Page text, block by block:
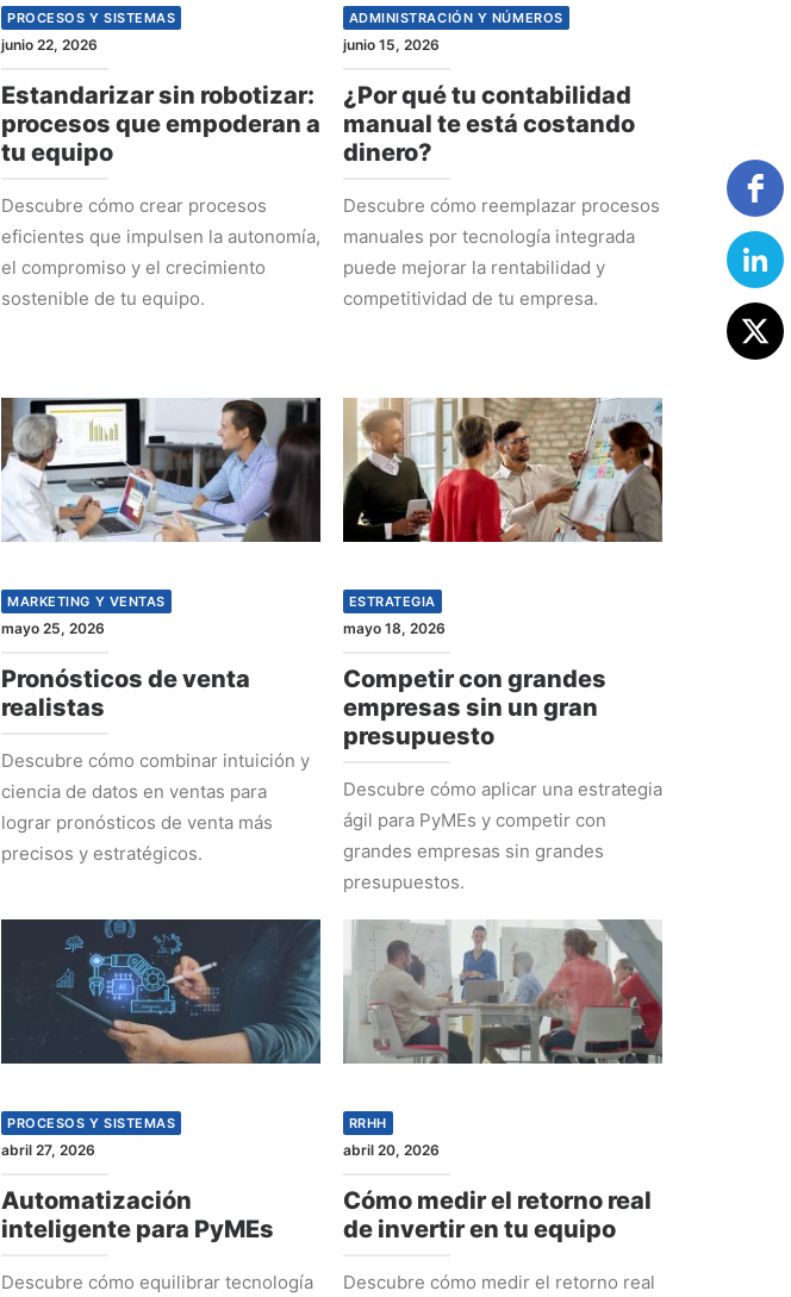
PROCESOS Y SISTEMAS
junio 22, 2026
Estandarizar sin robotizar:
procesos que empoderan a
tu equipo
Descubre cómo crear procesos
eficientes que impulsen la autonomía,
el compromiso y el crecimiento
sostenible de tu equipo.
ADMINISTRACIÓN Y NÚMEROS
junio 15, 2026
¿Por qué tu contabilidad
manual te está costando
dinero?
Descubre cómo reemplazar procesos
manuales por tecnología integrada
puede mejorar la rentabilidad y
competitividad de tu empresa.
MARKETING Y VENTAS
mayo 25, 2026
Pronósticos de venta
realistas
Descubre cómo combinar intuición y
ciencia de datos en ventas para
lograr pronósticos de venta más
precisos y estratégicos.
ESTRATEGIA
mayo 18, 2026
Competir con grandes
empresas sin un gran
presupuesto
Descubre cómo aplicar una estrategia
ágil para PyMEs y competir con
grandes empresas sin grandes
presupuestos.
PROCESOS Y SISTEMAS
abril 27, 2026
Automatización
inteligente para PyMEs
Descubre cómo equilibrar tecnología
RRHH
abril 20, 2026
Cómo medir el retorno real
de invertir en tu equipo
Descubre cómo medir el retorno real